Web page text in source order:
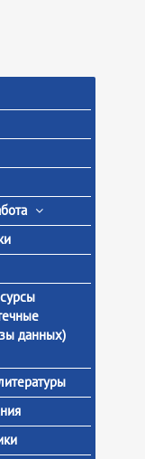
данных)